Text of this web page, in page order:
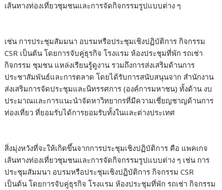
เส้นทางท่องเที่ยวชุมชนและการจัดกิจกรรมรูปแบบต่าง ๆ
เช่น การประชุมสัมมนา อบรมหรือประชุมเชิงปฏิบัติการ กิจกรรม
CSR เป็นต้น โดยการจับคู่ธุรกิจ โรงแรม ห้องประชุมที่พัก รถเช่า
กิจกรรม ชุมชน แหล่งเรียนรู้ดูงาน รวมถึงการส่งเสริมด้านการ
ประชาสัมพันธ์และการตลาด โดยได้รับการสนับสนุนจาก สำนักงาน
ส่งเสริมการจัดประชุมและนิทรรศการ (องค์การมหาชน) ทั้งด้าน งบ
ประมาณและการแนะนำจัดหาวิทยากรที่มีความเชี่ยญชาญด้านการ
ท่องเที่ยว ที่ยอมรับได้การยอมรับทั้งในและต่างประเทศ
สิ่งมุ่งหวังที่จะให้เกิดขึ้นจากการประชุมเชิงปฏิบัติการ คือ แพคเกจ
เส้นทางท่องเที่ยวชุมชนและการจัดกิจกรรมรูปแบบต่าง ๆ เช่น การ
ประชุมสัมมนา อบรมหรือประชุมเชิงปฏิบัติการ กิจกรรม CSR
เป็นต้น โดยการจับคู่ธุรกิจ โรงแรม ห้องประชุมที่พัก รถเช่า กิจกรรม